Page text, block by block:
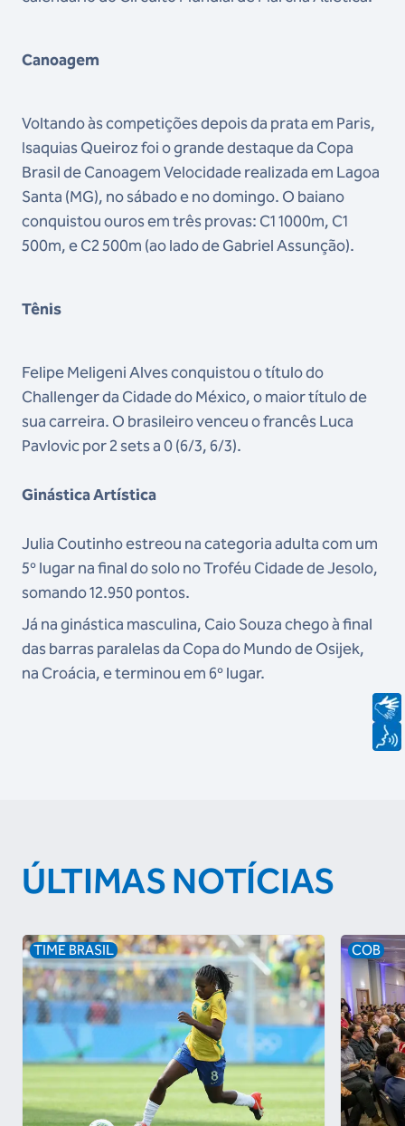
Canoagem
Voltando às competições depois da prata em Paris,
Isaquias Queiroz foi o grande destaque da Copa
Brasil de Canoagem Velocidade realizada em Lagoa
Santa (MG), no sábado e no domingo. O baiano
conquistou ouros em três provas: C1 1000m, C1
500m, e C2 500m (ao lado de Gabriel Assunção).
Tênis
Felipe Meligeni Alves conquistou o título do
Challenger da Cidade do México, o maior título de
sua carreira. O brasileiro venceu o francês Luca
Pavlovic por 2 sets a 0 (6/3, 6/3).
Ginástica Artística
Julia Coutinho estreou na categoria adulta com um
5º lugar na final do solo no Troféu Cidade de Jesolo,
somando 12.950 pontos.
Já na ginástica masculina, Caio Souza chego à final
das barras paralelas da Copa do Mundo de Osijek,
na Croácia, e terminou em 6º lugar.
ÚLTIMAS NOTÍCIAS
TIME BRASIL COB